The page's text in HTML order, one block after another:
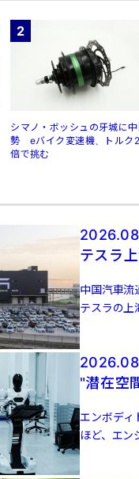
2
シマノ・ボッシュの牙城に中
勢 eバイク変速機、トルク2
倍で挑む
テスラ
中国汽車流
テスラの上
増、前月比
"潜在空
エンボディ
ほど、エン
（JDドット